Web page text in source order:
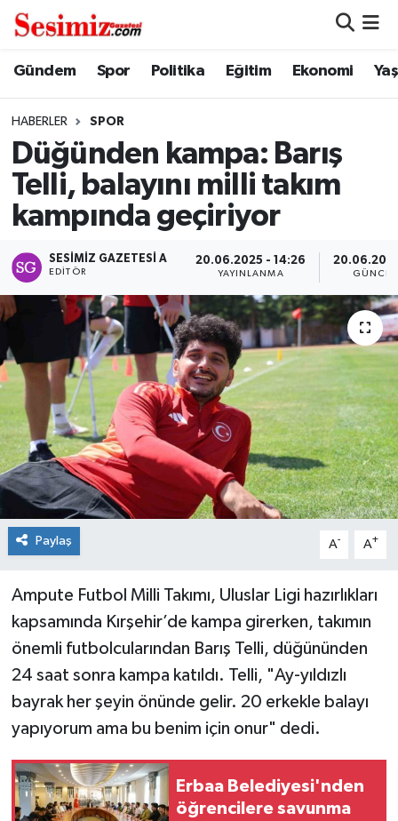
Gündem Spor Politika Eğitim Ekonomi
HABERLER SPOR
Düğünden kampa: Barış
Telli, balayını milli takım
kampında geçiriyor
SESIMIZ GAZETESI A
EDITÖR
20.06.2025 - 14:26
YAYINLANMA
Paylaş A- A+
Ampute Futbol Milli Takımı, Uluslar Ligi hazırlıkları
kapsamında Kırşehir’de kampa girerken, takımın
önemli futbolcularından Barış Telli, düğününden
24 saat sonra kampa katıldı. Telli, "Ay-yıldızlı
bayrak her şeyin önünde gelir. 20 erkekle balayı
yapıyorum ama bu benim için onur" dedi.
Erbaa Belediyesi'nden
öğrencilere savunma
Dünya
Ekonomi
Genel
Gündem
Magazin
Politika
Sağlık
Spor
Teknoloji
Tokat Haberleri
Nöbetçi Eczaneler
Namaz Vakitleri
Trafik Durumu
Süper Lig Puan Durumu ve Fikstür
Tüm Manşetler
Son Dakika Haberleri
Haber Arşivi